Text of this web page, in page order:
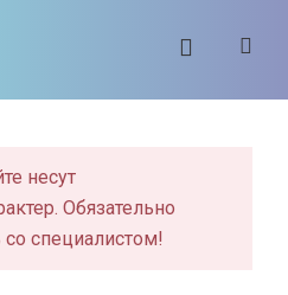
несут
Обязательно
со специалистом!